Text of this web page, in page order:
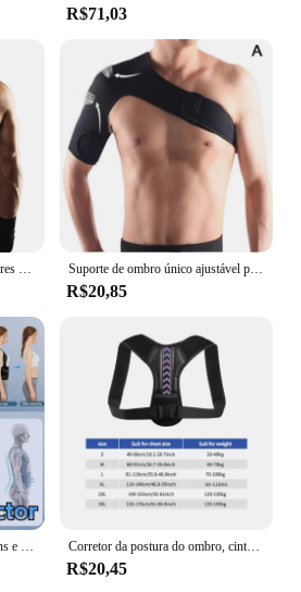
R$71,03
Suporte de ombro único ajustável para homens e mulheres, cuidados esportivos para ginástica, cinta traseira, cinto de proteção, faixa, bandagem preta
R$20,85
Corretor da postura do ombro, cinto ajustável, clavícula, suporte da espinha, remodelar seu corpo, casa, escritório, esporte, cinta superior do pescoço
R$20,45